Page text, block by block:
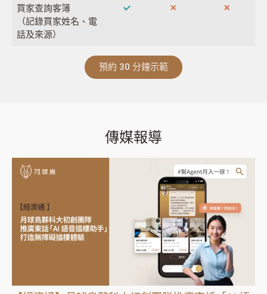
預約 30 分鐘示範
買家查詢客簿
（記錄買家姓名、電
話及來源）
傳媒報導